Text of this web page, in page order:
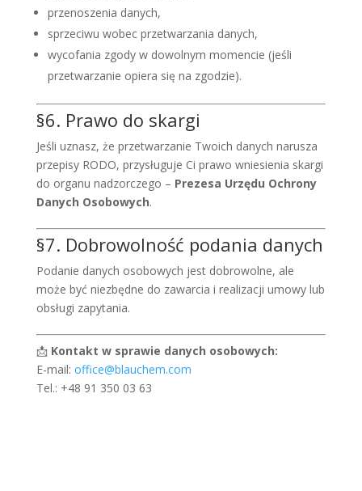
przenoszenia danych,
sprzeciwu wobec przetwarzania danych,
wycofania zgody w dowolnym momencie (jeśli
przetwarzanie opiera się na zgodzie).
§6. Prawo do skargi
Jeśli uznasz, że przetwarzanie Twoich danych narusza
przepisy RODO, przysługuje Ci prawo wniesienia skargi
do organu nadzorczego – Prezesa Urzędu Ochrony
Danych Osobowych.
§7. Dobrowolność podania danych
Podanie danych osobowych jest dobrowolne, ale
może być niezbędne do zawarcia i realizacji umowy lub
obsługi zapytania.
📩 Kontakt w sprawie danych osobowych:
E-mail: office@blauchem.com
Tel.: +48 91 350 03 63